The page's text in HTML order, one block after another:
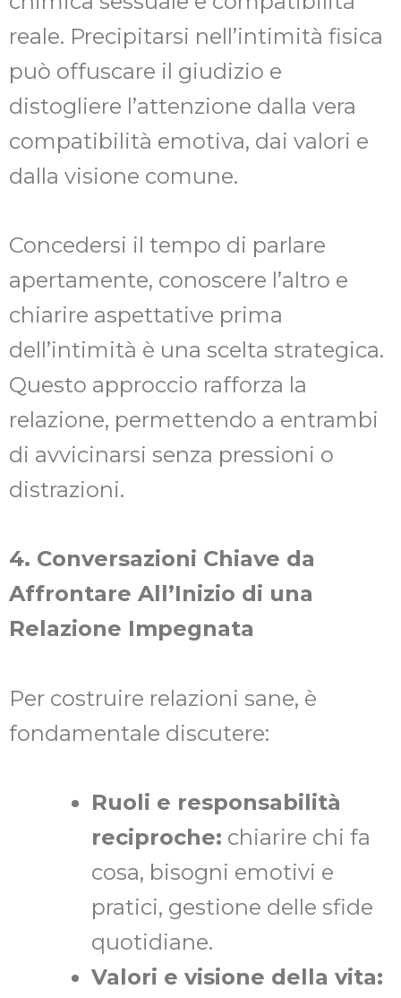
reale. Precipitarsi nell’intimità fisica
può offuscare il giudizio e
distogliere l’attenzione dalla vera
compatibilità emotiva, dai valori e
dalla visione comune.
Concedersi il tempo di parlare
apertamente, conoscere l’altro e
chiarire aspettative prima
dell’intimità è una scelta strategica.
Questo approccio rafforza la
relazione, permettendo a entrambi
di avvicinarsi senza pressioni o
distrazioni.
4. Conversazioni Chiave da
Affrontare All’Inizio di una
Relazione Impegnata
Per costruire relazioni sane, è
fondamentale discutere:
Ruoli e responsabilità
reciproche: chiarire chi fa
cosa, bisogni emotivi e
pratici, gestione delle sfide
quotidiane.
Valori e visione della vita: